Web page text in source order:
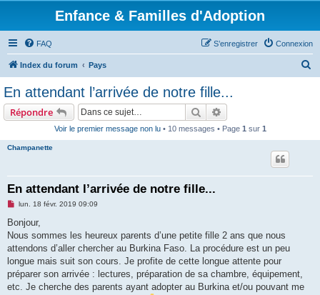
Enfance & Familles d'Adoption
FAQ Connexion
S’enregistrer
Index du forum Pays
En attendant l’arrivée de notre fille...
Répondre Rechercher
Voir le premier message non lu• 10 messages • Page 1 sur 1
Champanette
En attendant l’arrivée de notre fille...
M
s
a
g
n
o
l
lun. 18 févr. 2019 09:09
Bonjour,
Nous sommes les heureux parents d’une petite fille 2 ans que nous
attendons d’aller chercher au Burkina Faso. La procédure est un peu
longue mais suit son cours. Je profite de cette longue attente pour
préparer son arrivée : lectures, préparation de sa chambre, équipement,
etc. Je cherche des parents ayant adopter au Burkina et/ou pouvant me